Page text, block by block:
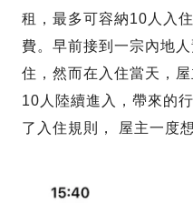
租，最多可容納10人入
費。早前接到一宗內地
住，然而在入住當天，
10人陸續進入，帶來的
了入住規則， 屋主一度